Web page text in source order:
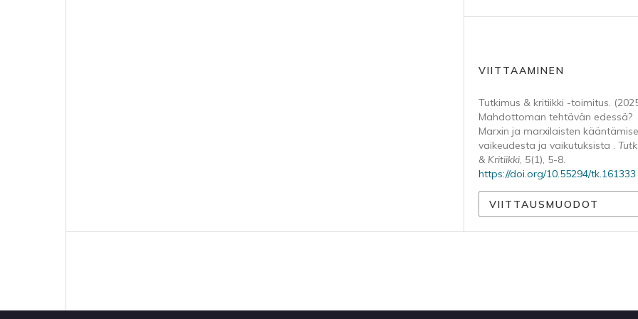
VIITTAAMINEN
Tutkimus & kritiikki -toimitus.
Mahdottoman tehtävän edessä?
Marxin ja marxilaisten
vaikeudesta ja vaikutuksista .
& Kritiikki, 5(1), 5-8.
https://doi.org/10.55294/tk.161333
VIITTAUSMUODOT